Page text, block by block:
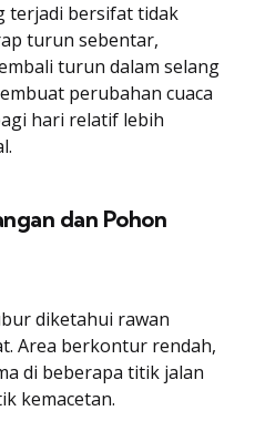
terjadi bersifat tidak
turun sebentar,
turun dalam selang
perubahan cuaca
hari relatif lebih
dan Pohon
diketahui rawan
Area berkontur rendah,
di beberapa titik jalan
kemacetan.